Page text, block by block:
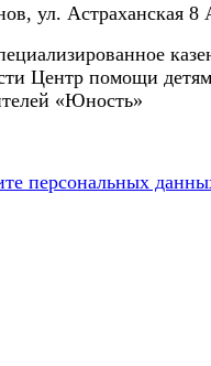
ул. Астраханская 8
Центр помощи
«Юность»
персональных